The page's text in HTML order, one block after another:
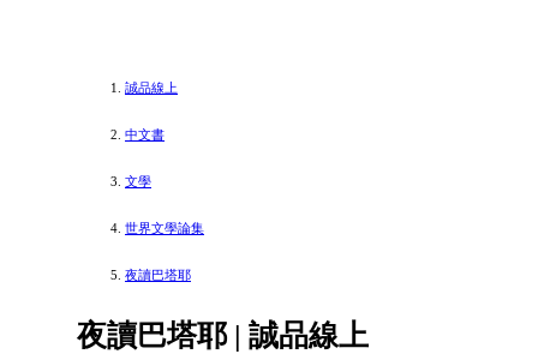
誠品線上
中文書
文學
世界文學論集
夜讀巴塔耶
夜讀巴塔耶 | 誠品線上